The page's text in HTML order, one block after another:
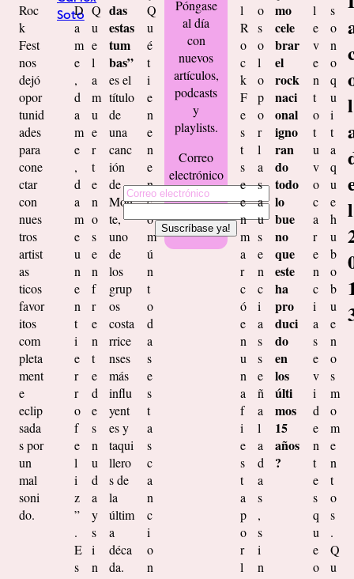
Roc
k
Fest
nos
dejó
opor
tunid
ades
para
cone
ctar
con
nues
tros
artist
as
ticos
favor
itos
com
pleta
ment
e
eclip
sada
s por
un
mal
soni
do.
Soto
D
a
m
e
,
d
a
m
e
,
d
a
m
e
u
n
e
n
t
i
e
r
r
o
f
e
l
i
z
”
.
E
s
Q
u
e
l
a
m
u
e
r
t
e
n
o
s
e
n
f
r
e
n
t
e
d
e
s
n
u
d
a
y
s
i
n
das
estas
tum
bas”
es el
título
de
una
canc
ión
de
Mon
te,
uno
de
los
grup
os
costa
rrice
nses
más
influ
yent
es y
taqui
llero
s de
la
últim
a
déca
da.
Q
u
é
t
i
e
n
e
n
e
n
c
o
m
ú
n
t
o
d
a
s
e
s
t
a
s
c
a
n
c
i
o
n
Póngase
al día
con
nuevos
artículos,
podcasts
y
playlists.
Correo
electrónico
l
R
o
c
k
F
e
s
t
s
e
e
n
m
a
r
c
ó
e
n
u
n
a
f
i
e
s
t
a
p
o
r
l
o
s
o
l
o
p
o
r
l
a
s
a
u
s
e
n
c
i
a
s
s
e
ñ
a
l
a
d
a
s
,
s
i
n
mo
cele
brar
el
rock
naci
onal
igno
ran
do
todo
lo
bue
no
que
este
ha
pro
duci
do
en
los
últi
mos
15
años
?
l
e
v
e
n
t
o
t
u
v
o
c
a
r
e
n
c
i
a
s
e
v
i
d
e
n
t
e
s
q
u
e
o
s
o
n
o
q
u
i
t
a
q
u
e
h
u
b
o
b
u
e
n
o
s
m
o
m
e
n
t
o
s
.
Q
u
l
l